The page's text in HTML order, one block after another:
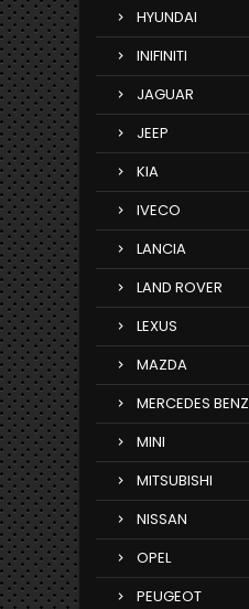
HYUNDAI
INIFINITI
JAGUAR
JEEP
KIA
IVECO
LANCIA
LAND ROVER
LEXUS
MAZDA
MERCEDES BENZ
MINI
MITSUBISHI
NISSAN
OPEL
PEUGEOT